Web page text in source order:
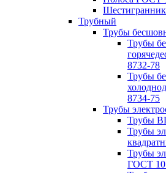
Трубный
Трубы
Трубы
8732-78
Трубы
8734-75
Трубы
Трубы
Трубы
Трубы
ГОСТ